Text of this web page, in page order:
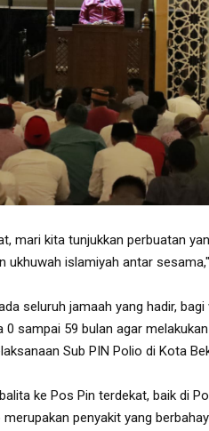
mari kita tunjukkan perbuatan
ukhuwah islamiyah antar
seluruh jamaah yang hadir, bagi
sampai 59 bulan agar
Sub PIN Polio di Kota
ke Pos Pin terdekat, baik di
penyakit yang